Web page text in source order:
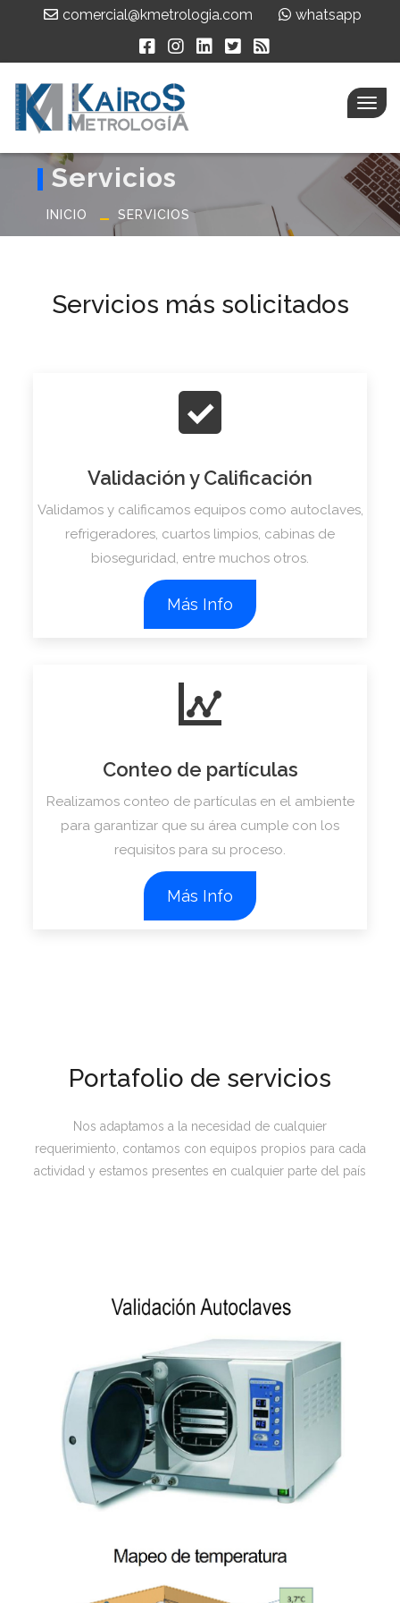
comercial@kmetrologia.com whatsapp
Menu
Servicios
INICIO SERVICIOS
Servicios más solicitados
Validación y Calificación
Validamos y calificamos equipos como autoclaves,
refrigeradores, cuartos limpios, cabinas de
bioseguridad, entre muchos otros.
Más Info
Conteo de partículas
Realizamos conteo de partículas en el ambiente
para garantizar que su área cumple con los
requisitos para su proceso.
Más Info
Portafolio de servicios
Nos adaptamos a la necesidad de cualquier
requerimiento, contamos con equipos propios para cada
actividad y estamos presentes en cualquier parte del país
Validación